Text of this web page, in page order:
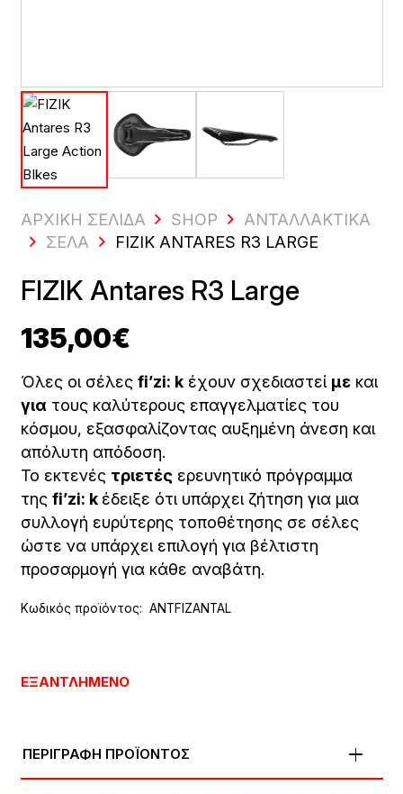
ΑΡΧΙΚΗ ΣΕΛΙΔΑ SHOP
ΑΝΤΑΛΛΑΚΤΙΚΆ
ΣΈΛΑ
FIZIK ANTARES R3 LARGE
FIZIK Antares R3 Large
135,00€
Όλες οι σέλες fi’zi: kέχουν σχεδιαστεί μεκαι
για τους καλύτερους επαγγελματίες του
κόσμου, εξασφαλίζοντας αυξημένη άνεση και
απόλυτη απόδοση.
Το εκτενές τριετέςερευνητικό πρόγραμμα
της fi’zi: k έδειξε ότι υπάρχει ζήτηση για μια
συλλογή ευρύτερης τοποθέτησης σε σέλες
ώστε να υπάρχει επιλογή για βέλτιστη
προσαρμογή για κάθε αναβάτη.
Κωδικός προϊόντος: ANTFIZANTAL
ΕΞΑΝΤΛΗΜΈΝΟ
ΠΕΡΙΓΡΑΦΗ ΠΡΟΪΟΝΤΟΣ